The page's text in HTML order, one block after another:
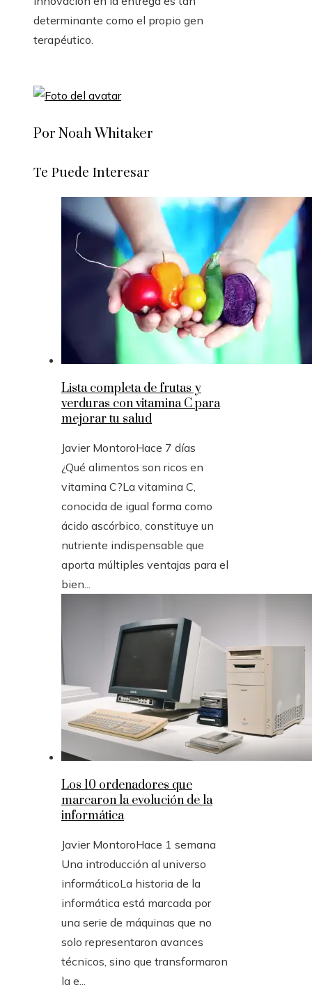
determinante como el propio gen
terapéutico.
Por Noah Whitaker
Te Puede Interesar
Lista completa de frutas y
verduras con vitamina C para
mejorar tu salud
Javier MontoroHace 7 días
¿Qué alimentos son ricos en
vitamina C?La vitamina C,
conocida de igual forma como
ácido ascórbico, constituye un
nutriente indispensable que
aporta múltiples ventajas para el
bien...
Los 10 ordenadores que
marcaron la evolución de la
informática
Javier MontoroHace 1 semana
Una introducción al universo
informáticoLa historia de la
informática está marcada por
una serie de máquinas que no
solo representaron avances
técnicos, sino que transformaron
la e...